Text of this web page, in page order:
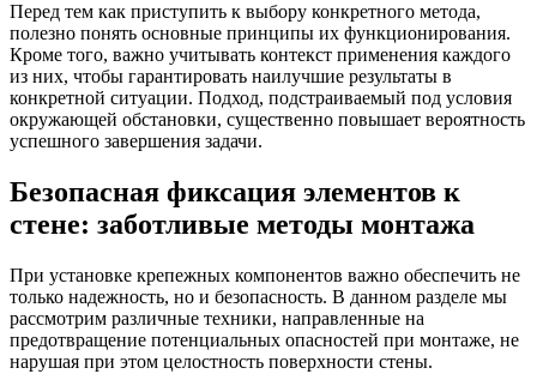
Перед тем как приступить к выбору конкретного метода,
полезно понять основные принципы их функционирования.
Кроме того, важно учитывать контекст применения каждого
из них, чтобы гарантировать наилучшие результаты в
конкретной ситуации. Подход, подстраиваемый под условия
окружающей обстановки, существенно повышает вероятность
успешного завершения задачи.
Безопасная фиксация элементов к
стене: заботливые методы монтажа
При установке крепежных компонентов важно обеспечить не
только надежность, но и безопасность. В данном разделе мы
рассмотрим различные техники, направленные на
предотвращение потенциальных опасностей при монтаже, не
нарушая при этом целостность поверхности стены.